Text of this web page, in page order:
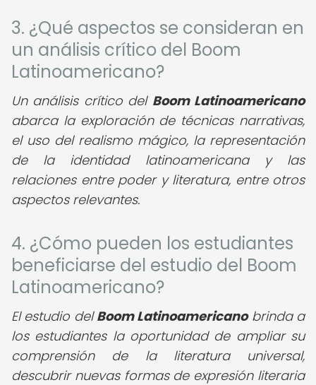
3. ¿Qué aspectos se consideran en
un análisis crítico del Boom
Latinoamericano?
Un análisis crítico del Boom Latinoamericano
abarca la exploración de técnicas narrativas,
el uso del realismo mágico, la representación
de la identidad latinoamericana y las
relaciones entre poder y literatura, entre otros
aspectos relevantes.
4. ¿Cómo pueden los estudiantes
beneficiarse del estudio del Boom
Latinoamericano?
El estudio delBoom Latinoamericanobrinda a
los estudiantes la oportunidad de ampliar su
comprensión de la literatura universal,
descubrir nuevas formas de expresión literaria